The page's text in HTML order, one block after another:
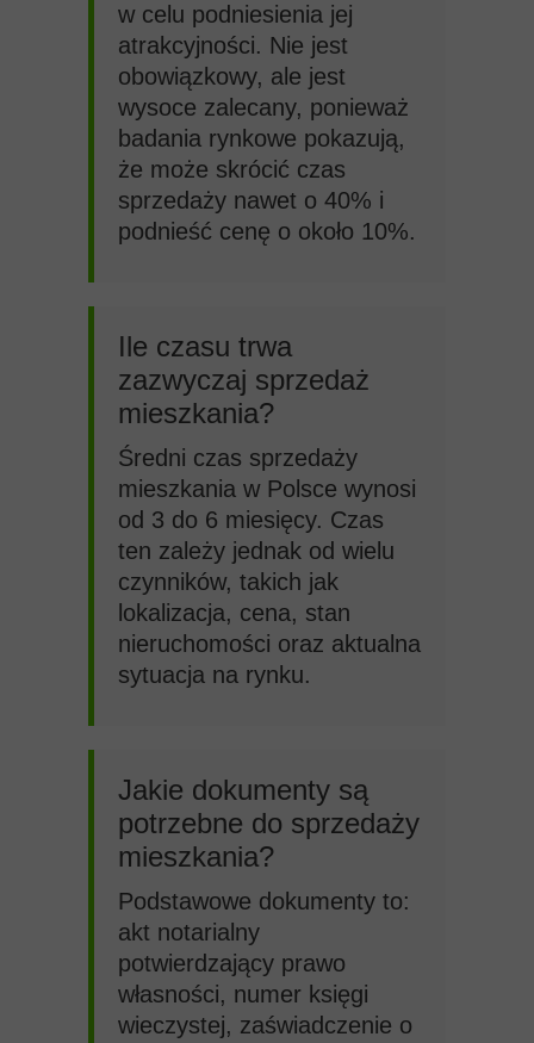
w celu podniesienia jej
atrakcyjności. Nie jest
obowiązkowy, ale jest
wysoce zalecany, ponieważ
badania rynkowe pokazują,
że może skrócić czas
sprzedaży nawet o 40% i
podnieść cenę o około 10%.
Ile czasu trwa
zazwyczaj sprzedaż
mieszkania?
Średni czas sprzedaży
mieszkania w Polsce wynosi
od 3 do 6 miesięcy. Czas
ten zależy jednak od wielu
czynników, takich jak
lokalizacja, cena, stan
nieruchomości oraz aktualna
sytuacja na rynku.
Jakie dokumenty są
potrzebne do sprzedaży
mieszkania?
Podstawowe dokumenty to:
akt notarialny
potwierdzający prawo
własności, numer księgi
wieczystej, zaświadczenie o